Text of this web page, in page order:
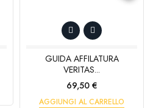
GUIDA AFFILATURA
VERITAS...
Prezzo
69,50 €
AGGIUNGI AL CARRELLO